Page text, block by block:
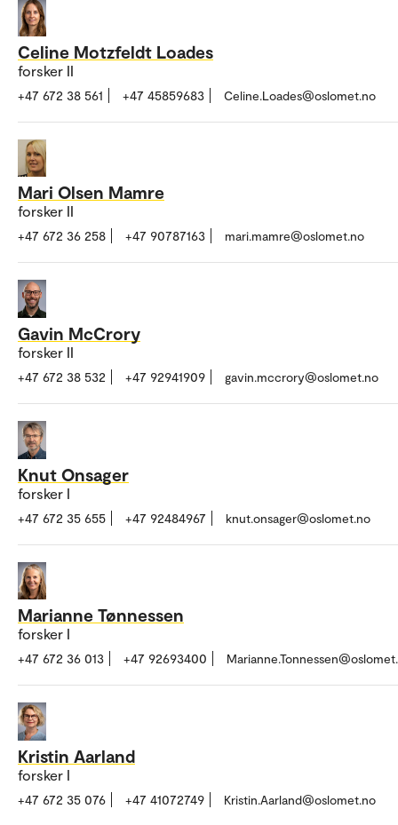
Celine Motzfeldt Loades
forsker II
+47 672 38 561 +47 45859683 Celine.Loades@oslomet.no
Mari Olsen Mamre
forsker II
+47 672 36 258 +47 90787163 mari.mamre@oslomet.no
Gavin McCrory
forsker II
+47 672 38 532 +47 92941909 gavin.mccrory@oslomet.no
Knut Onsager
forsker I
+47 672 35 655 +47 92484967 knut.onsager@oslomet.no
Marianne Tønnessen
forsker I
+47 672 36 013 +47 92693400
Kristin Aarland
forsker I
+47 672 35 076 +47 41072749 Kristin.Aarland@oslomet.no